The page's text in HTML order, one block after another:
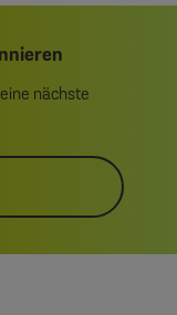
nächste